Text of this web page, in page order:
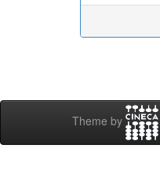
Theme by